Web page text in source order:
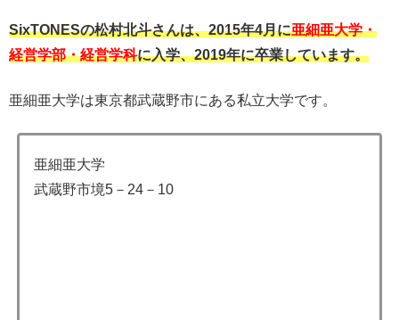
SixTONESの松村北斗さんは、2015年4月に亜細亜大学・
経営学部・経営学科に入学、2019年に卒業しています。
亜細亜大学は東京都武蔵野市にある私立大学です。
亜細亜大学
武蔵野市境5－24－10